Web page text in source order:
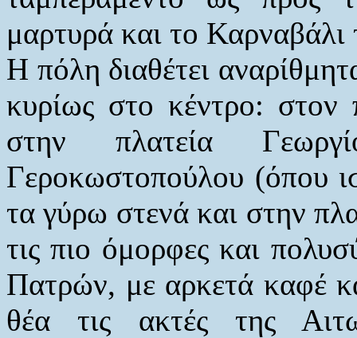
μαρτυρά και το Καρναβάλι
Η πόλη διαθέτει
κυρίως στο κέντρο: στον
στην πλατεία
Γεροκωστοπούλου (όπου
τα γύρω στενά και στην
τις πιο όμορφες και
Πατρών, με αρκετά καφέ
θέα τις ακτές της